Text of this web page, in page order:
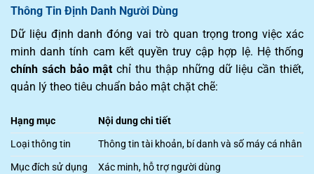
Thông Tin Định Danh Người Dùng
Dữ liệu định danh đóng vai trò quan trọng trong việc xác
minh danh tính cam kết quyền truy cập hợp lệ. Hệ thống
chính sách bảo mậtchỉ thu thập những dữ liệu cần thiết,
quản lý theo tiêu chuẩn bảo mật chặt chẽ:
Hạng mục
Nội dung chi tiết
Loại thông tin
Thông tin tài khoản, bí danh và số máy cá nhân
Mục đích sử dụng
Xác minh, hỗ trợ người dùng